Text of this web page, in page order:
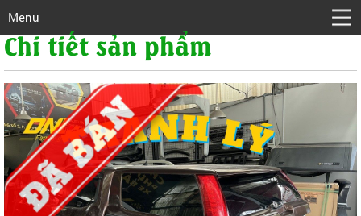
Menu
Chi tiết sản phẩm